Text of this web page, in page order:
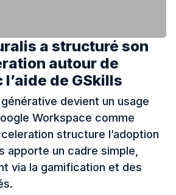
a structuré son
autour de
de GSkills
générative devient un usage
Workspace comme
structure l’adoption
apporte un cadre simple,
via la gamification et des